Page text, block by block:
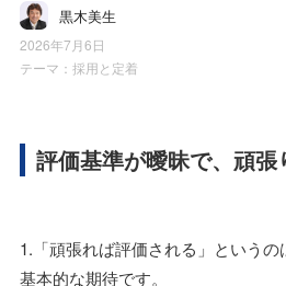
黒木美生
2026年7月6日
テーマ： 採用と定着
評価基準が曖昧で、頑
1.「頑張れば評価される」という
基本的な期待です。